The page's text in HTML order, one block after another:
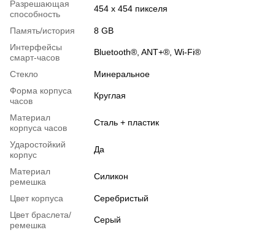
Разрешающая
способность
454 x 454 пикселя
Память/история
8 GB
Интерфейсы
смарт-часов
Bluetooth®, ANT+®, Wi-Fi®
Стекло
Минеральное
Форма корпуса
часов
Круглая
Материал
корпуса часов
Сталь + пластик
Ударостойкий
корпус
Да
Материал
ремешка
Силикон
Цвет корпуса
Серебристый
Цвет браслета/
ремешка
Серый